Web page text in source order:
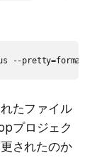
たファイル
プロジェク
されたのか